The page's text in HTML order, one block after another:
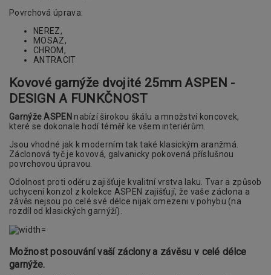
Povrchová úprava:
NEREZ,
MOSAZ,
CHROM,
ANTRACIT
Kovové garnýže dvojité 25mm ASPEN -
DESIGN A FUNKČNOST
Garnýže ASPEN nabízí širokou škálu a množství koncovek,
které se dokonale hodí téměř ke všem interiérům.
Jsou vhodné jak k moderním tak také klasickým aranžmá.
Záclonová tyč je kovová, galvanicky pokovená příslušnou
povrchovou úpravou.
Odolnost proti oděru zajišťuje kvalitní vrstva laku. Tvar a způsob
uchycení konzol z kolekce ASPEN zajišťují, že vaše záclona a
závěs nejsou po celé své délce nijak omezeni v pohybu (na
rozdíl od klasických garnýží).
Možnost posouvání vaší záclony a závěsu v celé délce
garnýže.